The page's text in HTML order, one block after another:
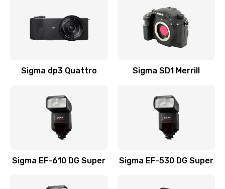
Sigma dp3 Quattro Sigma SD1 Merrill
Sigma EF-610 DG Super Sigma EF-530 DG Super